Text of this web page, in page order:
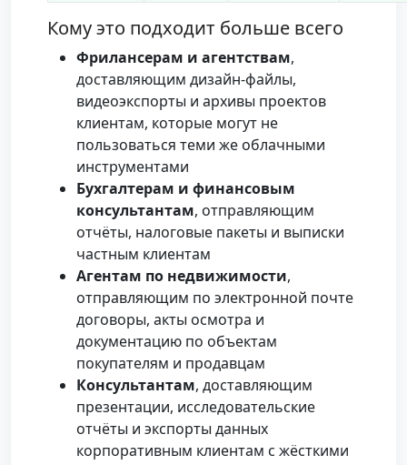
Кому это подходит больше всего
Фрилансерам и агентствам,
доставляющим дизайн-файлы,
видеоэкспорты и архивы проектов
клиентам, которые могут не
пользоваться теми же облачными
инструментами
Бухгалтерам и финансовым
консультантам, отправляющим
отчёты, налоговые пакеты и выписки
частным клиентам
Агентам по недвижимости,
отправляющим по электронной почте
договоры, акты осмотра и
документацию по объектам
покупателям и продавцам
Консультантам, доставляющим
презентации, исследовательские
отчёты и экспорты данных
корпоративным клиентам с жёсткими